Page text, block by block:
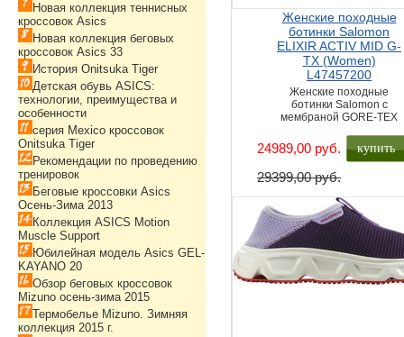
Женские походные
ботинки Salomon
ELIXIR ACTIV MID G-
TX (Women)
L47457200
Женские походные
ботинки Salomon с
мембраной GORE-TEX
24989,00 руб.
29399,00 руб.
купить
Новая коллекция теннисных
кроссовок Asics
Новая коллекция беговых
кроссовок Asics 33
История Onitsuka Tiger
Детская обувь ASICS:
технологии, преимущества и
особенности
серия Mexico кроссовок
Onitsuka Tiger
Рекомендации по проведению
тренировок
Беговые кроссовки Asics
Осень-Зима 2013
Коллекция ASICS Motion
Muscle Support
Юбилейная модель Asics GEL-
KAYANO 20
Обзор беговых кроссовок
Mizuno осень-зима 2015
Термобелье Mizuno. Зимняя
коллекция 2015 г.